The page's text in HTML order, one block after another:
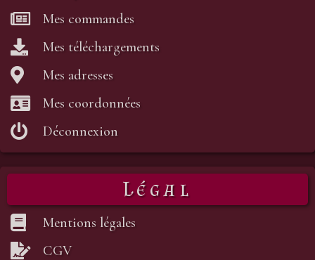
Mes commandes
Mes téléchargements
Mes adresses
Mes coordonnées
Déconnexion
Légal
Mentions légales
CGV